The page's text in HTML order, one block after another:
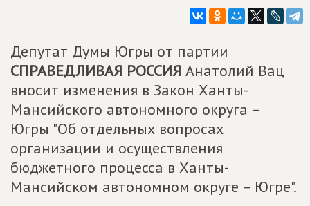
Депутат Думы Югры от партии
СПРАВЕДЛИВАЯ РОССИЯ Анатолий Вац
вносит изменения в Закон Ханты-
Мансийского автономного округа –
Югры "Об отдельных вопросах
организации и осуществления
бюджетного процесса в Ханты-
Мансийском автономном округе – Югре".